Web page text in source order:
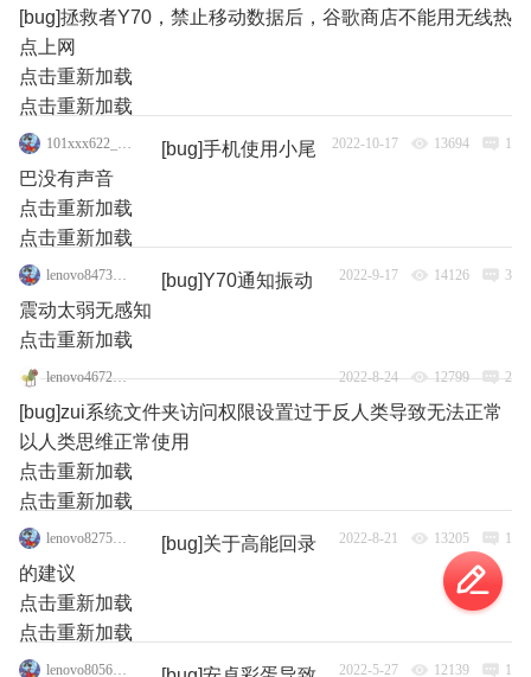
[bug]拯救者Y70，禁止移动数据后，谷歌商店不能用无线热
点上网
点击重新加载
点击重新加载
101xxx622_5193 2022-10-17 13694 1
[bug]手机使用小尾
巴没有声音
点击重新加载
点击重新加载
lenovo84735762 2022-9-17 14126 3
[bug]Y70通知振动
震动太弱无感知
点击重新加载
lenovo46725866 2022-8-24 12799 2
[bug]zui系统文件夹访问权限设置过于反人类导致无法正常
以人类思维正常使用
点击重新加载
点击重新加载
lenovo82755714 2022-8-21 13205 1
[bug]关于高能回录
的建议
点击重新加载
点击重新加载
lenovo80566536 2022-5-27 12139 1